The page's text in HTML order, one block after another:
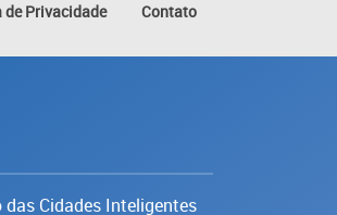
Privacidade Contato
Cidades Inteligentes